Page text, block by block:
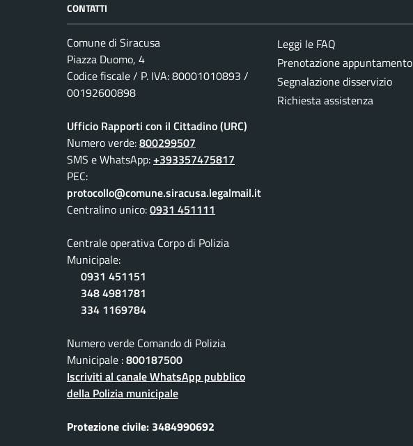
CONTATTI
Comune di Siracusa
Piazza Duomo, 4
Codice fiscale / P. IVA: 80001010893 /
00192600898
Ufficio Rapporti con il Cittadino (URC)
Numero verde:800299507
SMS e WhatsApp:+393357475817
PEC:
protocollo@comune.siracusa.legalmail.it
Centralino unico:0931 451111
Centrale operativa Corpo di Polizia
Municipale:
0931 451151
348 4981781
334 1169784
Numero verde Comando di Polizia
Municipale :800187500
Iscriviti al canale WhatsApp pubblico
della Polizia municipale
Protezione civile: 3484990692
Leggi le FAQ
Prenotazione appuntamento
Segnalazione disservizio
Richiesta assistenza